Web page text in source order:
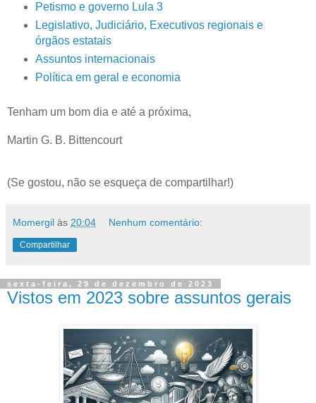
Petismo e governo Lula 3
Legislativo, Judiciário, Executivos regionais e
órgãos estatais
Assuntos internacionais
Política em geral e economia
Tenham um bom dia e até a próxima,
Martin G. B. Bittencourt
(Se gostou, não se esqueça de compartilhar!)
Momergil às 20:04 Nenhum comentário:
Compartilhar
sexta-feira, 29 de dezembro de 2023
Vistos em 2023 sobre assuntos gerais